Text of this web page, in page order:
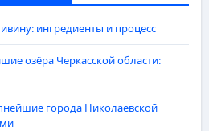
ингредиенты и процесс
озёра Черкасской области:
города Николаевской